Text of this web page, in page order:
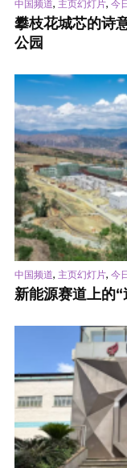
中国频道 主页幻灯片 今
攀枝花城芯的诗
公园
中国频道, 主页幻灯片, 今
新能源赛道上的